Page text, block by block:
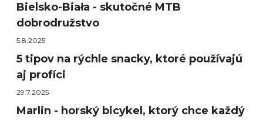
Bielsko-Biała - skutočné MTB
dobrodružstvo
5.8.2025
5 tipov na rýchle snacky, ktoré používajú
aj profíci
29.7.2025
Marlin - horský bicykel, ktorý chce každý